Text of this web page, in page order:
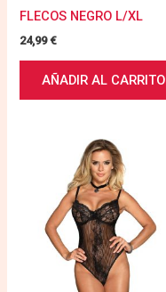
FLECOS NEGRO L/XL
24,99€
AÑADIR AL CARRITO